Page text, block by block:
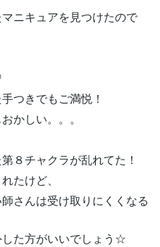
ニキュアを見つけたので
つきでもご満悦！
かしい。。。
８チャクラが乱れてた！
たけど、
さんは受け取りにくくなる
た方がいいでしょう☆